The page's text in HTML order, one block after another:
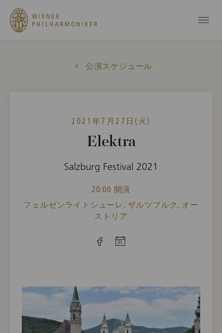
公演スケジュール
2021年7月27日(火)
Elektra
Salzburg Festival 2021
20:00 開演
フェルゼンライトシューレ, ザルツブルク, オー
ストリア